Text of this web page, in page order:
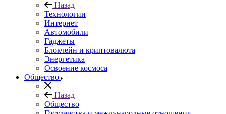
Назад
Технологии
Интернет
Автомобили
Гаджеты
Блокчейн и криптовалюта
Энергетика
Освоение космоса
Общество
Назад
Общество